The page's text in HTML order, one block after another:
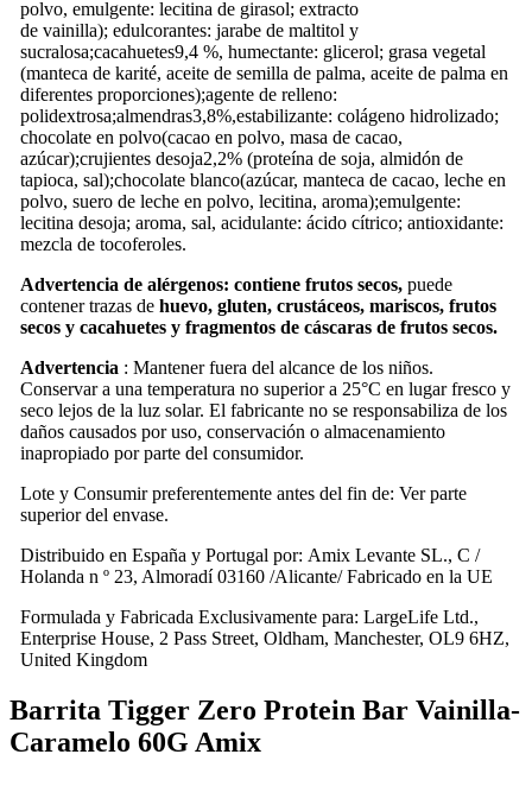
polvo, emulgente: lecitina de girasol; extracto
de vainilla); edulcorantes: jarabe de maltitol y
sucralosa;cacahuetes9,4 %, humectante: glicerol; grasa vegetal
(manteca de karité, aceite de semilla de palma, aceite de palma en
diferentes proporciones);agente de relleno:
polidextrosa;almendras3,8%,estabilizante: colágeno hidrolizado;
chocolate en polvo(cacao en polvo, masa de cacao,
azúcar);crujientes desoja2,2% (proteína de soja, almidón de
tapioca, sal);chocolate blanco(azúcar, manteca de cacao, leche en
polvo, suero de leche en polvo, lecitina, aroma);emulgente:
lecitina desoja; aroma, sal, acidulante: ácido cítrico; antioxidante:
mezcla de tocoferoles.
Advertencia de alérgenos: contiene frutos secos,puede
contener trazas de huevo, gluten, crustáceos, mariscos, frutos
secos y cacahuetes y fragmentos de cáscaras de frutos secos.
Advertencia : Mantener fuera del alcance de los niños.
Conservar a una temperatura no superior a 25°C en lugar fresco y
seco lejos de la luz solar. El fabricante no se responsabiliza de los
daños causados por uso, conservación o almacenamiento
inapropiado por parte del consumidor.
Lote y Consumir preferentemente antes del fin de: Ver parte
superior del envase.
Distribuido en España y Portugal por: Amix Levante SL., C /
Holanda n º 23, Almoradí 03160 /Alicante/ Fabricado en la UE
Formulada y Fabricada Exclusivamente para: LargeLife Ltd.,
Enterprise House, 2 Pass Street, Oldham, Manchester, OL9 6HZ,
United Kingdom
Barrita Tigger Zero Protein Bar Vainilla-
Caramelo 60G Amix